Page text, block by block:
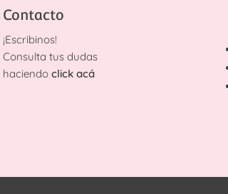
Contacto
¡Escribinos!
Consulta tus dudas
haciendo click acá